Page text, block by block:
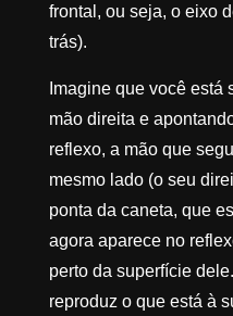
frontal, ou seja, o eixo
trás).
Imagine que você está
mão direita e
reflexo, a mão que
mesmo lado (o seu
ponta da caneta, que
agora aparece no
perto da superfície
reproduz o que está à